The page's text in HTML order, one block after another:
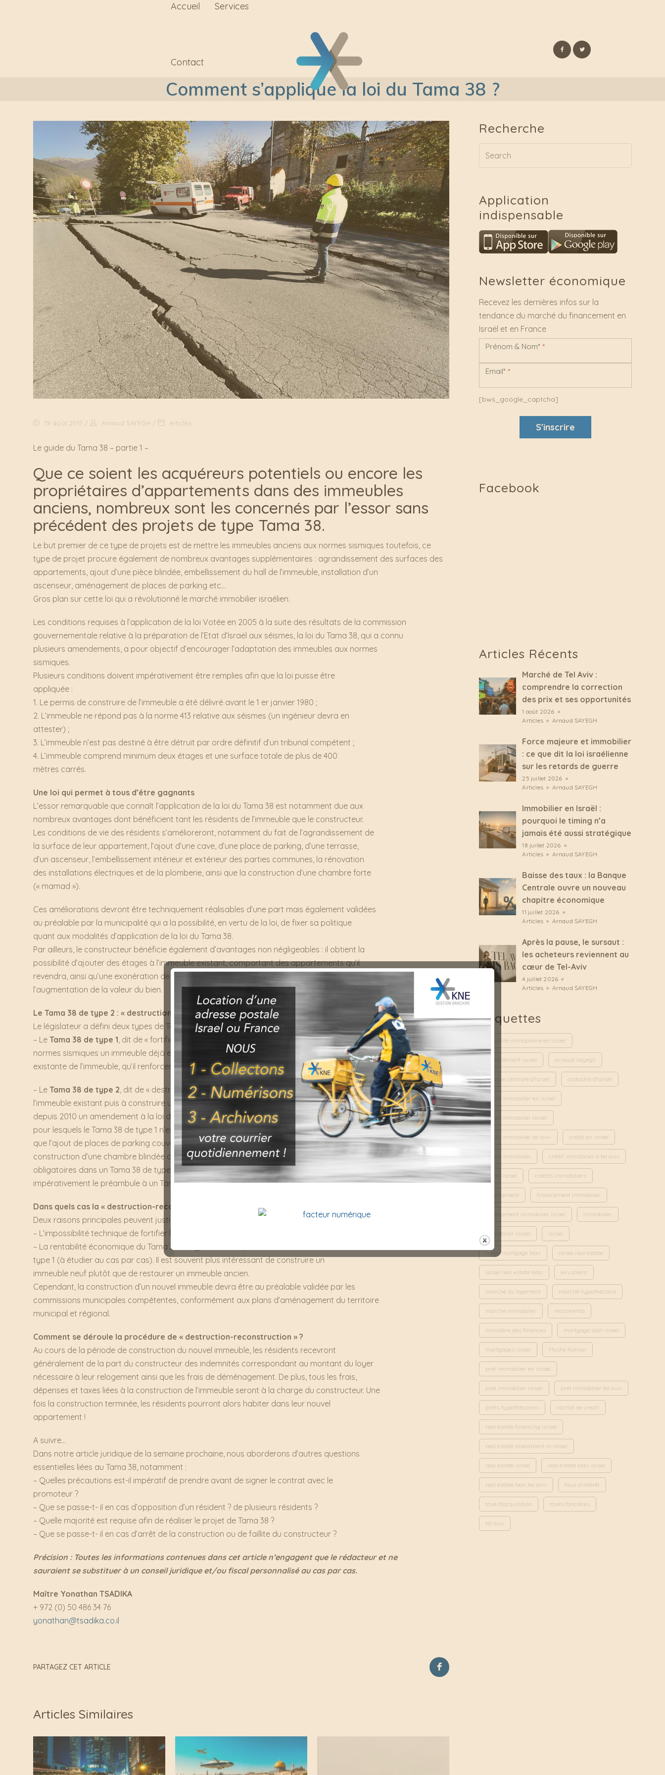
Accueil Services
Contact
Comment s’applique la loi du Tama 38 ?
19 août 2017 Arnaud SAYEGH Articles
Le guide du Tama 38 – partie 1 –
Que ce soient les acquéreurs potentiels ou encore les
propriétaires d’appartements dans des immeubles
anciens, nombreux sont les concernés par l’essor sans
précédent des projets de type Tama 38.
Le but premier de ce type de projets est de mettre les immeubles anciens aux normes sismiques toutefois, ce
type de projet procure également de nombreux avantages supplémentaires : agrandissement des surfaces des
appartements, ajout d’une pièce blindée, embellissement du hall de l’immeuble, installation d’un
ascenseur, aménagement de places de parking etc…
Gros plan sur cette loi qui a révolutionné le marché immobilier israélien.
Les conditions requises à l’application de la loi Votée en 2005 à la suite des résultats de la commission
gouvernementale relative à la préparation de l’Etat d’Israël aux séismes, la loi du Tama 38, qui a connu
plusieurs amendements, a pour objectif d’encourager l’adaptation des immeubles aux normes
sismiques.
Plusieurs conditions doivent impérativement être remplies afin que la loi puisse être
appliquée :
1. Le permis de construire de l’immeuble a été délivré avant le 1 er janvier 1980 ;
2. L’immeuble ne répond pas à la norme 413 relative aux séismes (un ingénieur devra en
attester) ;
3. L’immeuble n’est pas destiné à être détruit par ordre définitif d’un tribunal compétent ;
4. L’immeuble comprend minimum deux étages et une surface totale de plus de 400
mètres carrés.
Une loi qui permet à tous d’être gagnants
L’essor remarquable que connaît l’application de la loi du Tama 38 est notamment due aux
nombreux avantages dont bénéficient tant les résidents de l’immeuble que le constructeur.
Les conditions de vie des résidents s’amélioreront, notamment du fait de l’agrandissement de
la surface de leur appartement, l’ajout d’une cave, d’une place de parking, d’une terrasse,
d’un ascenseur, l’embellissement intérieur et extérieur des parties communes, la rénovation
des installations électriques et de la plomberie, ainsi que la construction d’une chambre forte
(« mamad »).
Ces améliorations devront être techniquement réalisables d’une part mais également validées
au préalable par la municipalité qui a la possibilité, en vertu de la loi, de fixer sa politique
quant aux modalités d’application de la loi du Tama 38.
Par ailleurs, le constructeur bénéficie également d’avantages non négligeables : il obtient la
possibilité d’ajouter des étages à l’immeuble existant, comportant des appartements qu’il
revendra, ainsi qu’une exonération de taxe municipale habituellement appliquée en raison de
l’augmentation de la valeur du bien.
Le Tama 38 de type 2 : « destruction-reconstruction »
Le législateur a défini deux types de Tama 38 :
– LeTama 38 de type 1, dit de « fortification », est destiné à consolider et mettre aux
normes sismiques un immeuble déjà existant. Le constructeur conservera la structure
existante de l’immeuble, qu’il renforcera, et ajoutera des étages supplémentaires.
– LeTama 38 de type 2, dit de « destruction-reconstruction », est destiné à détruire
l’immeuble existant puis à construire un immeuble neuf. Cette solution, qui constitue
depuis 2010 un amendement à la loi du Tama 38, a pour objet de solutionner les cas
pour lesquels le Tama 38 de type 1 n’est techniquement pas réalisable. De plus, alors
que l’ajout de places de parking couvertes, la modernisation du hall d’entrée et la
construction d’une chambre blindée dans chaque appartement sont possibles mais pas
obligatoires dans un Tama 38 de type 1, la loi impose que ces conditions soient
impérativement le préambule à un Tama 38 de type 2.
Dans quels cas la « destruction-reconstruction » est préférable à la « fortification » ?
Deux raisons principales peuvent justifier de choisir le Tama 38 de type 2 :
– L’impossibilité technique de fortifier la structure existante de l’immeuble ;
– La rentabilité économique du Tama 38 de type 2 en comparaison avec le Tama 38 de
type 1 (à étudier au cas par cas). Il est souvent plus intéressant de construire un
immeuble neuf plutôt que de restaurer un immeuble ancien.
Cependant, la construction d’un nouvel immeuble devra être au préalable validée par les
commissions municipales compétentes, conformément aux plans d’aménagement du territoire
municipal et régional.
Comment se déroule la procédure de « destruction-reconstruction » ?
Au cours de la période de construction du nouvel immeuble, les résidents recevront
généralement de la part du constructeur des indemnités correspondant au montant du loyer
nécessaire à leur relogement ainsi que les frais de déménagement. De plus, tous les frais,
dépenses et taxes liées à la construction de l’immeuble seront à la charge du constructeur. Une
fois la construction terminée, les résidents pourront alors habiter dans leur nouvel
appartement !
A suivre…
Dans notre article juridique de la semaine prochaine, nous aborderons d’autres questions
essentielles liées au Tama 38, notamment :
– Quelles précautions est-il impératif de prendre avant de signer le contrat avec le
promoteur ?
– Que se passe-t- il en cas d’opposition d’un résident ? de plusieurs résidents ?
– Quelle majorité est requise afin de réaliser le projet de Tama 38 ?
– Que se passe-t- il en cas d’arrêt de la construction ou de faillite du constructeur ?
Précision : Toutes les informations contenues dans cet article n’engagent que le rédacteur et ne
sauraient se substituer à un conseil juridique et/ou fiscal personnalisé au cas par cas.
Maître Yonathan TSADIKA
+ 972 (0) 50 486 34 76
yonathan@tsadika.co.il
PARTAGEZ CET ARTICLE
Articles Similaires
Recherche
Application
indispensable
Newsletter économique
Recevez les dernières infos sur la
tendance du marché du financement en
Israël et en France
Newsletter
Prénom & Nom**
Email**
[bws_google_captcha]
S'inscrire
Facebook
Articles Récents
Marché de Tel Aviv :
comprendre la correction
des prix et ses opportunités
1 août 2026 ●
Articles ● Arnaud SAYEGH
Force majeure et immobilier
: ce que dit la loi israélienne
sur les retards de guerre
25 juillet 2026 ●
Articles ● Arnaud SAYEGH
Immobilier en Israël :
pourquoi le timing n’a
jamais été aussi stratégique
18 juillet 2026 ●
Articles ● Arnaud SAYEGH
Baisse des taux : la Banque
Centrale ouvre un nouveau
chapitre économique
11 juillet 2026 ●
Articles ● Arnaud SAYEGH
Après la pause, le sursaut :
les acheteurs reviennent au
cœur de Tel-Aviv
4 juillet 2026 ●
Articles ● Arnaud SAYEGH
Étiquettes
actualité immobilière en israel
appartement israel arnaud sayegh
banque centrale d'israel cadastre d'Israël
credit immobilier en Israel
credit immobilier Israel
credit immobilier tel aviv crédit en israel
crédit immobilier crédit immobilier à tel aviv
crédit israel crédits immobiliers
financement financement immobilier
financement immobilier israel immobilier
immobilier Israel israel
israel mortgage loan israel real estate
israel real estate loan jerusalem
marché du logement marché hypothécaire
marché immobilier mashkenta
ministère des finances mortgage loan israel
mortgages israel Moshe Kahlon
pret immobilier en Israel
pret immobilier Israel pret immobilier tel aviv
prêts hypothécaires rachat de credit
real estate financing israel
real estate investment in israel
real estate israel real estate loan israel
real estate loan tel aviv taux d'intérêt
taxe d'acquisition taxes foncières
tel aviv